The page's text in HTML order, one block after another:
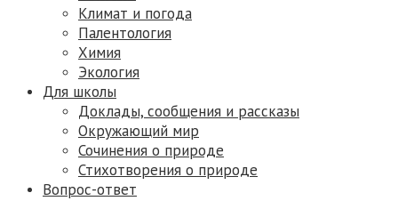
Климат и погода
Палентология
Химия
Экология
Для школы
Доклады, сообщения и рассказы
Окружающий мир
Сочинения о природе
Стихотворения о природе
Вопрос-ответ